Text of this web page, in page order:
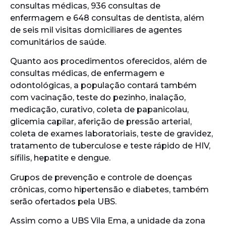
consultas médicas, 936 consultas de
enfermagem e 648 consultas de dentista, além
de seis mil visitas domiciliares de agentes
comunitários de saúde.
Quanto aos procedimentos oferecidos, além de
consultas médicas, de enfermagem e
odontológicas, a população contará também
com vacinação, teste do pezinho, inalação,
medicação, curativo, coleta de papanicolau,
glicemia capilar, aferição de pressão arterial,
coleta de exames laboratoriais, teste de gravidez,
tratamento de tuberculose e teste rápido de HIV,
sífilis, hepatite e dengue.
Grupos de prevenção e controle de doenças
crônicas, como hipertensão e diabetes, também
serão ofertados pela UBS.
Assim como a UBS Vila Ema, a unidade da zona